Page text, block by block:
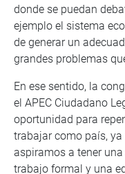
donde se puedan
ejemplo el sistema
de generar un
grandes problemas
En ese sentido, la
el APEC Ciudadano
oportunidad para
trabajar como país,
aspiramos a tener
trabajo formal y una